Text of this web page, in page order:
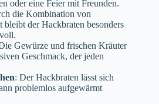
oder eine Feier mit Freunden.
die Kombination von
bleibt der Hackbraten besonders
Gewürze und frischen Kräuter
Geschmack, der jeden
: Der Hackbraten lässt sich
problemlos aufgewärmt